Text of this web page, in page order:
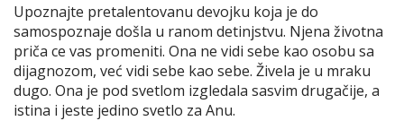
Upoznajte pretalentovanu devojku koja je do
samospoznaje došla u ranom detinjstvu. Njena životna
priča ce vas promeniti. Ona ne vidi sebe kao osobu sa
dijagnozom, već vidi sebe kao sebe. Živela je u mraku
dugo. Ona je pod svetlom izgledala sasvim drugačije, a
istina i jeste jedino svetlo za Anu.